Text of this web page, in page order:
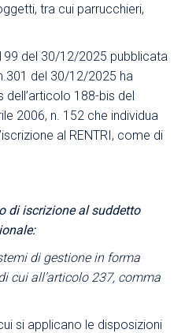
tra cui parrucchieri,
del 30/12/2025 pubblicata
del 30/12/2025 ha
188-bis del
2006, n. 152 che individua
al RENTRI, come di
di iscrizione al suddetto
di gestione in forma
cui all’articolo 237, comma
si applicano le disposizioni